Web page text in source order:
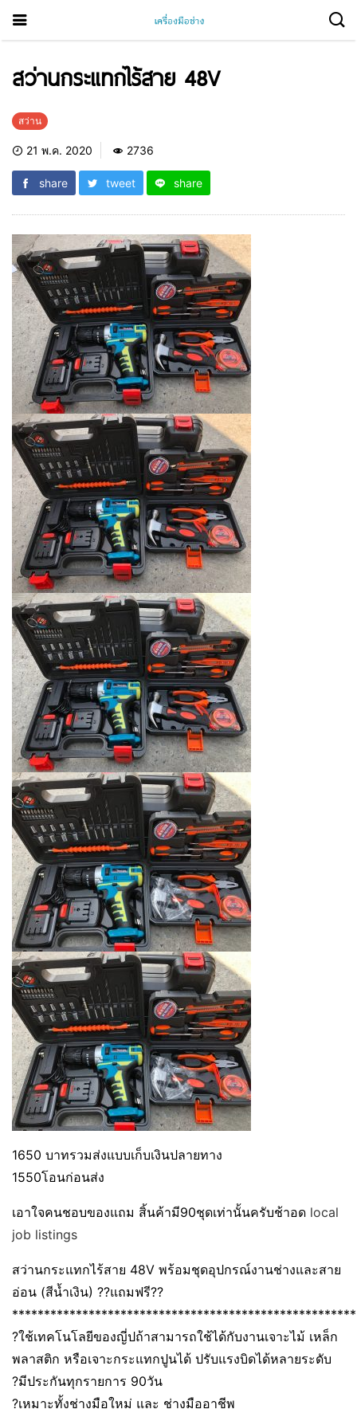
สว่านกระแทกไร้สาย 48V
สว่าน
21 พ.ค. 2020 2736
share tweet share
1650 บาทรวมส่งแบบเก็บเงินปลายทาง
1550โอนก่อนส่ง
เอาใจคนชอบของแถม สิ้นค้ามี90ชุดเท่านั้นครับช้าอด local
job listings
สว่านกระแทกไร้สาย 48V พร้อมชุดอุปกรณ์งานช่างและสาย
อ่อน (สีน้ำเงิน) ??แถมฟรี??
******************************************************
?ใช้เทคโนโลยีของญี่ปถ้าสามารถใช้ได้กับงานเจาะไม้ เหล็ก
พลาสติก หรือเจาะกระแทกปูนได้ ปรับแรงบิดได้หลายระดับ
?มีประกันทุกรายการ 90วัน
?เหมาะทั้งช่างมือใหม่ และ ช่างมืออาชีพ